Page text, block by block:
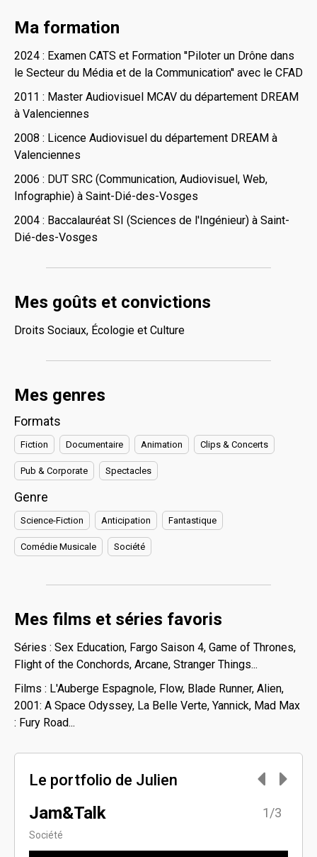
Ma formation
2024 : Examen CATS et Formation ''Piloter un Drône dans
le Secteur du Média et de la Communication'' avec le CFAD
2011 : Master Audiovisuel MCAV du département DREAM
à Valenciennes
2008 : Licence Audiovisuel du département DREAM à
Valenciennes
2006 : DUT SRC (Communication, Audiovisuel, Web,
Infographie) à Saint-Dié-des-Vosges
2004 : Baccalauréat SI (Sciences de l'Ingénieur) à Saint-
Dié-des-Vosges
Mes goûts et convictions
Droits Sociaux, Écologie et Culture
Mes genres
Formats
Fiction Documentaire Animation Clips & Concerts
Pub & Corporate Spectacles
Genre
Science-Fiction Anticipation Fantastique
Comédie Musicale Société
Mes films et séries favoris
Séries : Sex Education, Fargo Saison 4, Game of Thrones,
Flight of the Conchords, Arcane, Stranger Things...
Films : L'Auberge Espagnole, Flow, Blade Runner, Alien,
2001: A Space Odyssey, La Belle Verte, Yannick, Mad Max
: Fury Road...
Le portfolio de Julien
Jam&Talk
Société
1/3